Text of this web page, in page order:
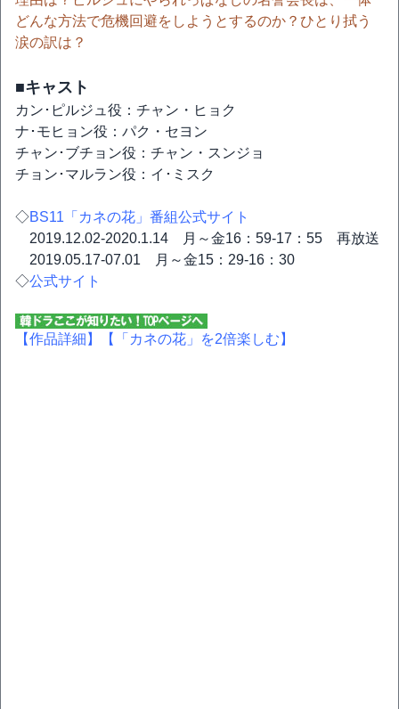
どんな方法で危機回避をしようとするのか？ひとり拭う
涙の訳は？
■キャスト
カン･ピルジュ役：チャン・ヒョク
ナ･モヒョン役：パク・セヨン
チャン･ブチョン役：チャン・スンジョ
チョン･マルラン役：イ･ミスク
◇BS11「カネの花」番組公式サイト
2019.12.02-2020.1.14 月～金16：59-17：55 再放送
2019.05.17-07.01 月～金15：29-16：30
◇公式サイト
【作品詳細】 【「カネの花」を2倍楽しむ】